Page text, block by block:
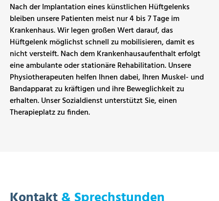
Nach der Implantation eines künstlichen Hüftgelenks
bleiben unsere Patienten meist nur 4 bis 7 Tage im
Krankenhaus. Wir legen großen Wert darauf, das
Hüftgelenk möglichst schnell zu mobilisieren, damit es
nicht versteift. Nach dem Krankenhausaufenthalt erfolgt
eine ambulante oder stationäre Rehabilitation. Unsere
Physiotherapeuten helfen Ihnen dabei, Ihren Muskel- und
Bandapparat zu kräftigen und ihre Beweglichkeit zu
erhalten. Unser Sozialdienst unterstützt Sie, einen
Therapieplatz zu finden.